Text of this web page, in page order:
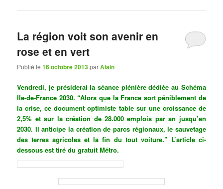
La région voit son avenir en
rose et en vert
Publié le16 octobre 2013parAlain
Vendredi, je présiderai la séance plénière dédiée au Schéma
Ile-de-France 2030. “Alors que la France sort péniblement de
la crise, ce document optimiste table sur une croissance de
2,5% et sur la création de 28.000 emplois par an jusqu’en
2030. Il anticipe la création de parcs régionaux, le sauvetage
des terres agricoles et la fin du tout voiture.” L’article ci-
dessous est tiré du gratuit Métro.